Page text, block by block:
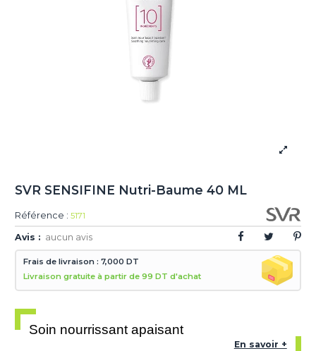
SVR SENSIFINE Nutri-Baume 40 ML
Référence : 5171
Avis : aucun avis
Frais de livraison : 7,000 DT
Livraison gratuite à partir de 99 DT d'achat
Soin nourrissant apaisant
En savoir +